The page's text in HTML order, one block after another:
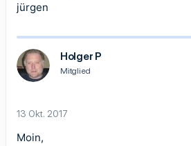
jürgen
Holger P
Mitglied
13 Okt. 2017
Moin,